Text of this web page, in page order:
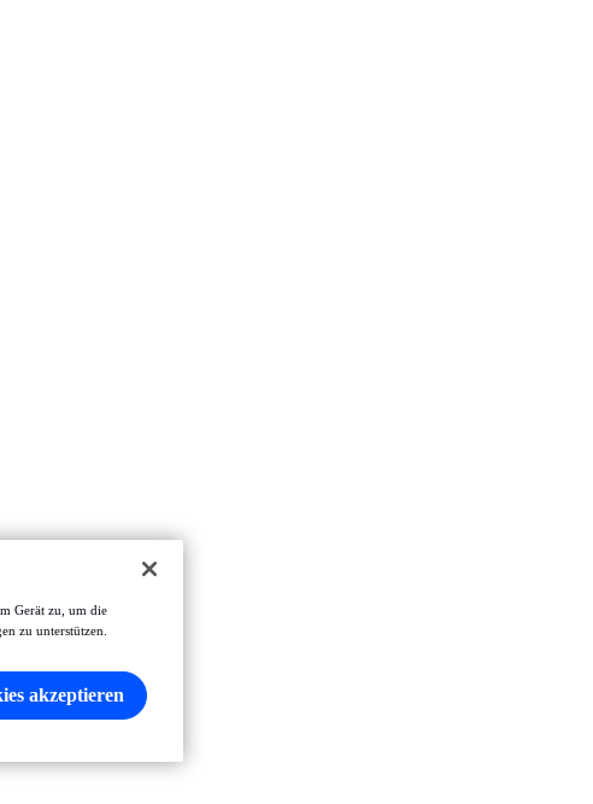
Gerät zu, um die
zu unterstützen.
akzeptieren